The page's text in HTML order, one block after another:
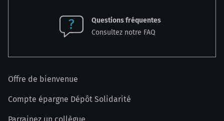
Questions fréquentes
Consultez notre FAQ
Offre de bienvenue
Compte épargne Dépôt Solidarité
Parrainez un collègue